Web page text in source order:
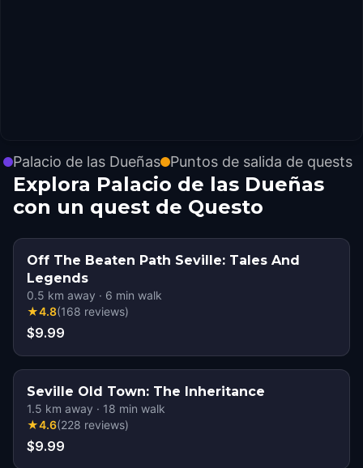
Palacio de las Dueñas Puntos de salida de quests
Explora Palacio de las Dueñas
con un quest de Questo
Off The Beaten Path Seville: Tales And
Legends
0.5 km away · 6 min walk
★4.8(168 reviews)
$9.99
Seville Old Town: The Inheritance
1.5 km away · 18 min walk
★4.6(228 reviews)
$9.99